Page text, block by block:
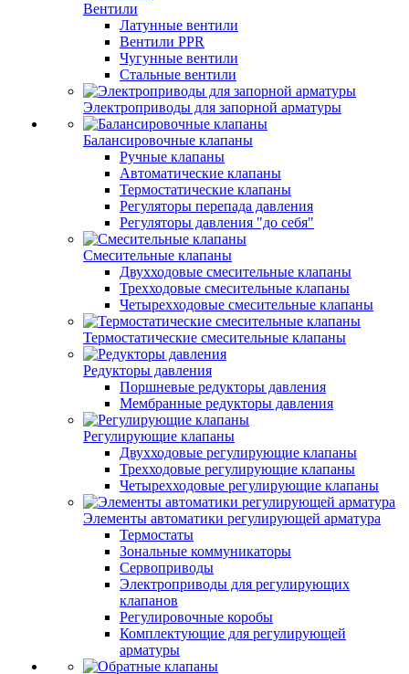
Вентили
Латунные вентили
Вентили PPR
Чугунные вентили
Стальные вентили
Электроприводы для запорной арматуры
Балансировочные клапаны
Ручные клапаны
Автоматические клапаны
Термостатические клапаны
Регуляторы перепада давления
Регуляторы давления "до себя"
Смесительные клапаны
Двухходовые смесительные клапаны
Трехходовые смесительные клапаны
Четырехходовые смесительные клапаны
Термостатические смесительные клапаны
Редукторы давления
Поршневые редукторы давления
Мембранные редукторы давления
Регулирующие клапаны
Двухходовые регулирующие клапаны
Трехходовые регулирующие клапаны
Четырехходовые регулирующие клапаны
Элементы автоматики регулирующей арматура
Термостаты
Зональные коммуникаторы
Сервоприводы
Электроприводы для регулирующих
клапанов
Регулировочные коробы
Комплектующие для регулирующей
арматуры